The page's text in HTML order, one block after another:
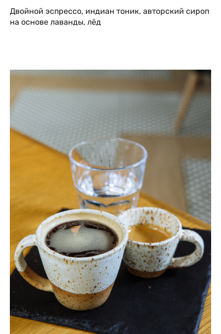
Двойной эспрессо, индиан тоник, авторский сироп
на основе лаванды, лёд